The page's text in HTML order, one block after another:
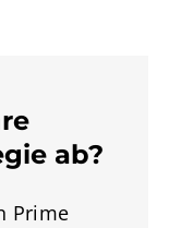
ab?
Prime